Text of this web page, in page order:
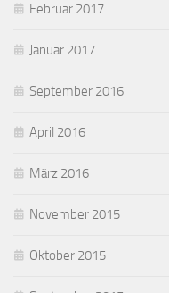
Februar 2017
Januar 2017
September 2016
April 2016
März 2016
November 2015
Oktober 2015